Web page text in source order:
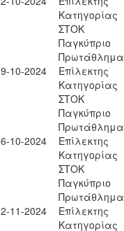
Κατηγορίας
ΣΤΟΚ
10-2024
Παγκύπριο
Πρωτάθλημα
Επίλεκτης
Κατηγορίας
ΣΤΟΚ
10-2024
Παγκύπριο
Πρωτάθλημα
Επίλεκτης
Κατηγορίας
ΣΤΟΚ
11-2024
Παγκύπριο
Πρωτάθλημα
Επίλεκτης
Κατηγορίας